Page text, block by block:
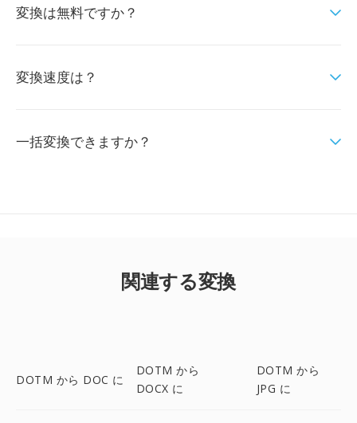
変換は無料ですか？
変換速度は？
一括変換できますか？
関連する変換
DOTM から DOC に
DOTM から
DOCX に
DOTM から
JPG に